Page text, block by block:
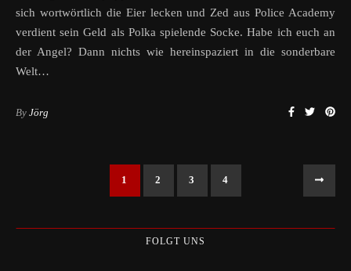
sich wortwörtlich die Eier lecken und Zed aus Police Academy
verdient sein Geld als Polka spielende Socke. Habe ich euch an
der Angel? Dann nichts wie hereinspaziert in die sonderbare
Welt…
By Jörg
1 2 3 4
FOLGT UNS